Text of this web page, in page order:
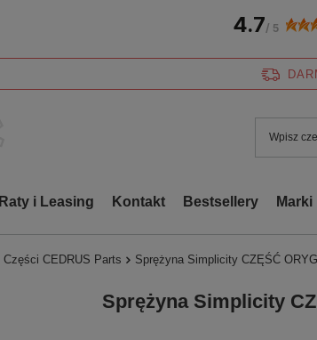
Raty i Leasing Kontakt Bestsellery Marki
Części CEDRUS Parts Sprężyna Simplicity CZĘŚĆ
Sprężyna Simplicity
4.7/ 5